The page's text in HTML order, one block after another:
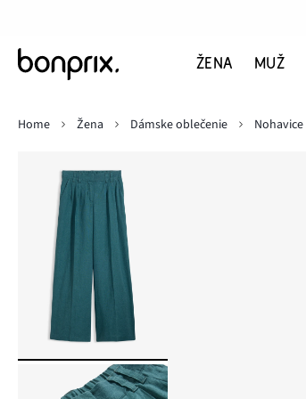
ŽENA MUŽ
Home
Žena Dámske oblečenie Nohavice